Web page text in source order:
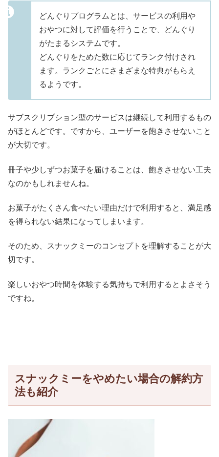
どんぐりプログラムとは、サービスの利用や
おやつに対して評価を行うことで、どんぐり
がたまるシステムです。
どんぐりをためた数に応じてランク付けされ
ます。ランクごとにさまざまな特典がもらえ
るようです。
サブスクリプション型のサービスは継続して利用するもの
がほとんどです。ですから、ユーザーを飽きさせないこと
が大切です。
冊子や少しずつお菓子を届けることは、飽きさせない工夫
なのかもしれませんね。
お菓子がたくさん食べたい理由だけで利用すると、満足感
を得られない結果になってしまいます。
そのため、スナックミーのコンセプトを理解することが大
切です。
楽しいおやつ時間を体験する気持ちで利用するとよさそう
ですね。
スナックミーをやめたい場合の解約方
法も紹介